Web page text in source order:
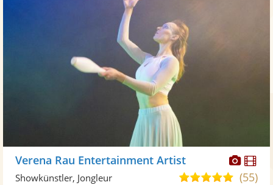
Verena Rau Entertainment Artist
4,9(55)
Showkünstler, Jongleur